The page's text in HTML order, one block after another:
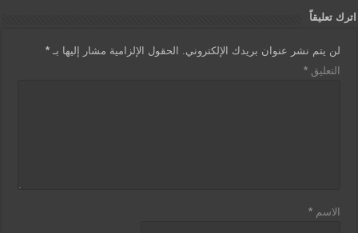
o
o
k
p
dl
اترك تعليقاً
لن يتم نشر عنوان بريدك الإلكتروني. الحقول الإلزامية مشار إليها بـ*
التعليق*
الاسم*